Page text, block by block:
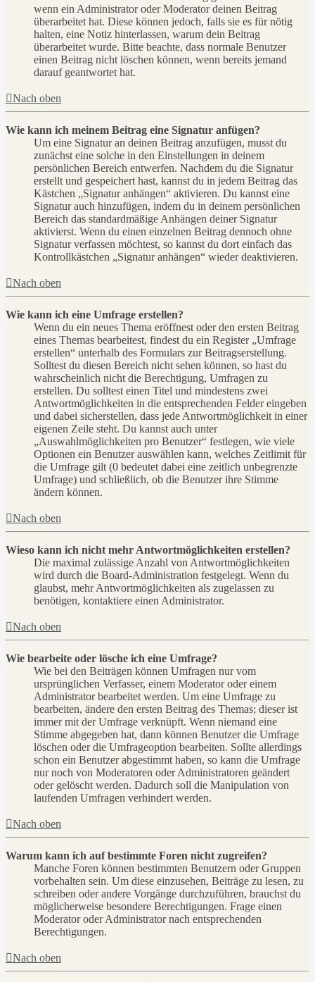
wenn ein Administrator oder Moderator deinen Beitrag
überarbeitet hat. Diese können jedoch, falls sie es für nötig
halten, eine Notiz hinterlassen, warum dein Beitrag
überarbeitet wurde. Bitte beachte, dass normale Benutzer
einen Beitrag nicht löschen können, wenn bereits jemand
darauf geantwortet hat.
Nach oben
Wie kann ich meinem Beitrag eine Signatur anfügen?
Um eine Signatur an deinen Beitrag anzufügen, musst du
zunächst eine solche in den Einstellungen in deinem
persönlichen Bereich entwerfen. Nachdem du die Signatur
erstellt und gespeichert hast, kannst du in jedem Beitrag das
Kästchen „Signatur anhängen“ aktivieren. Du kannst eine
Signatur auch hinzufügen, indem du in deinem persönlichen
Bereich das standardmäßige Anhängen deiner Signatur
aktivierst. Wenn du einen einzelnen Beitrag dennoch ohne
Signatur verfassen möchtest, so kannst du dort einfach das
Kontrollkästchen „Signatur anhängen“ wieder deaktivieren.
Nach oben
Wie kann ich eine Umfrage erstellen?
Wenn du ein neues Thema eröffnest oder den ersten Beitrag
eines Themas bearbeitest, findest du ein Register „Umfrage
erstellen“ unterhalb des Formulars zur Beitragserstellung.
Solltest du diesen Bereich nicht sehen können, so hast du
wahrscheinlich nicht die Berechtigung, Umfragen zu
erstellen. Du solltest einen Titel und mindestens zwei
Antwortmöglichkeiten in die entsprechenden Felder eingeben
und dabei sicherstellen, dass jede Antwortmöglichkeit in einer
eigenen Zeile steht. Du kannst auch unter
„Auswahlmöglichkeiten pro Benutzer“ festlegen, wie viele
Optionen ein Benutzer auswählen kann, welches Zeitlimit für
die Umfrage gilt (0 bedeutet dabei eine zeitlich unbegrenzte
Umfrage) und schließlich, ob die Benutzer ihre Stimme
ändern können.
Nach oben
Wieso kann ich nicht mehr Antwortmöglichkeiten erstellen?
Die maximal zulässige Anzahl von Antwortmöglichkeiten
wird durch die Board-Administration festgelegt. Wenn du
glaubst, mehr Antwortmöglichkeiten als zugelassen zu
benötigen, kontaktiere einen Administrator.
Nach oben
Wie bearbeite oder lösche ich eine Umfrage?
Wie bei den Beiträgen können Umfragen nur vom
ursprünglichen Verfasser, einem Moderator oder einem
Administrator bearbeitet werden. Um eine Umfrage zu
bearbeiten, ändere den ersten Beitrag des Themas; dieser ist
immer mit der Umfrage verknüpft. Wenn niemand eine
Stimme abgegeben hat, dann können Benutzer die Umfrage
löschen oder die Umfrageoption bearbeiten. Sollte allerdings
schon ein Benutzer abgestimmt haben, so kann die Umfrage
nur noch von Moderatoren oder Administratoren geändert
oder gelöscht werden. Dadurch soll die Manipulation von
laufenden Umfragen verhindert werden.
Nach oben
Warum kann ich auf bestimmte Foren nicht zugreifen?
Manche Foren können bestimmten Benutzern oder Gruppen
vorbehalten sein. Um diese einzusehen, Beiträge zu lesen, zu
schreiben oder andere Vorgänge durchzuführen, brauchst du
möglicherweise besondere Berechtigungen. Frage einen
Moderator oder Administrator nach entsprechenden
Berechtigungen.
Nach oben